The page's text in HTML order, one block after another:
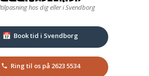
hos dig eller i Svendborg
📅 Book tid i Svendborg
Ring til os på 2623 5534